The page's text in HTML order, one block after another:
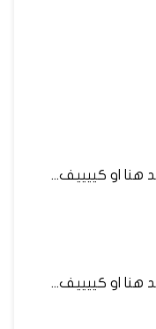
هنا او كييييف...
هنا او كييييف...